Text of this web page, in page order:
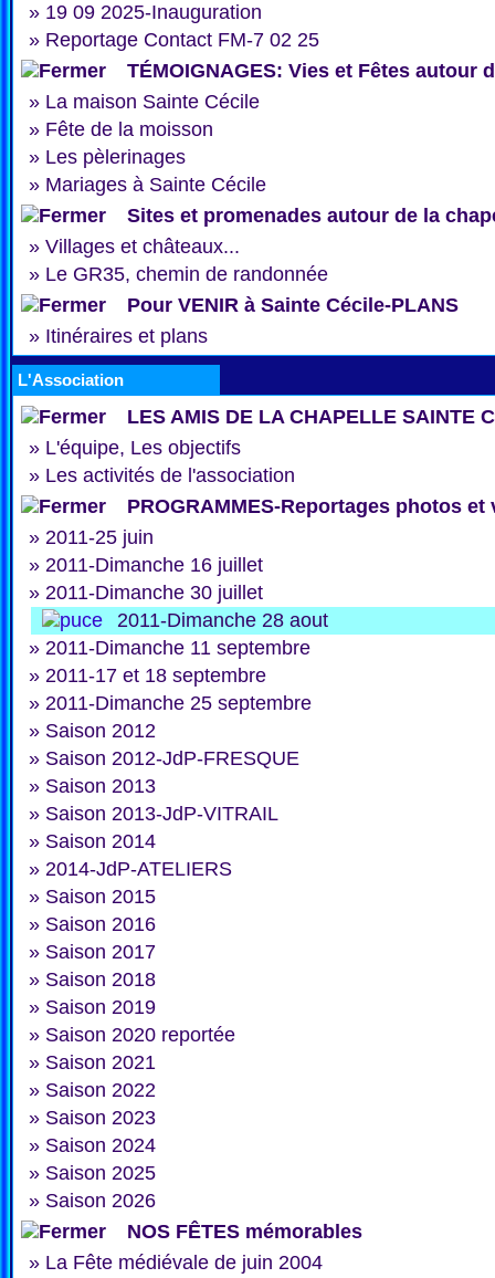
» 19 09 2025-Inauguration
» Reportage Contact FM-7 02 25
TÉMOIGNAGES: Vies et Fêtes autour
» La maison Sainte Cécile
» Fête de la moisson
» Les pèlerinages
» Mariages à Sainte Cécile
Sites et promenades autour de la
» Villages et châteaux...
» Le GR35, chemin de randonnée
Pour VENIR à Sainte Cécile-PLANS
» Itinéraires et plans
L'Association
LES AMIS DE LA CHAPELLE SAINTE
» L'équipe, Les objectifs
» Les activités de l'association
PROGRAMMES-Reportages photos et
» 2011-25 juin
» 2011-Dimanche 16 juillet
» 2011-Dimanche 30 juillet
2011-Dimanche 28 aout
» 2011-Dimanche 11 septembre
» 2011-17 et 18 septembre
» 2011-Dimanche 25 septembre
» Saison 2012
» Saison 2012-JdP-FRESQUE
» Saison 2013
» Saison 2013-JdP-VITRAIL
» Saison 2014
» 2014-JdP-ATELIERS
» Saison 2015
» Saison 2016
» Saison 2017
» Saison 2018
» Saison 2019
» Saison 2020 reportée
» Saison 2021
» Saison 2022
» Saison 2023
» Saison 2024
» Saison 2025
» Saison 2026
NOS FÊTES mémorables
» La Fête médiévale de juin 2004